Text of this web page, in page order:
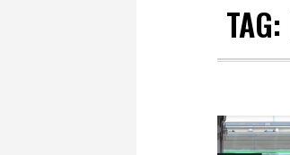
TAG: